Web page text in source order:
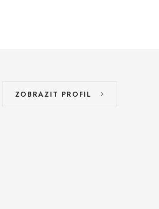
ZOBRAZIT PROFIL